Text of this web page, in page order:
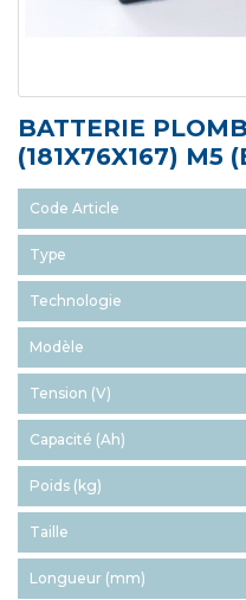
BATTERIE
(181X76X167) M5
Code Article
Type
Technologie
Modèle
Tension (V)
Capacité (Ah)
Poids (kg)
Taille
Longueur (mm)